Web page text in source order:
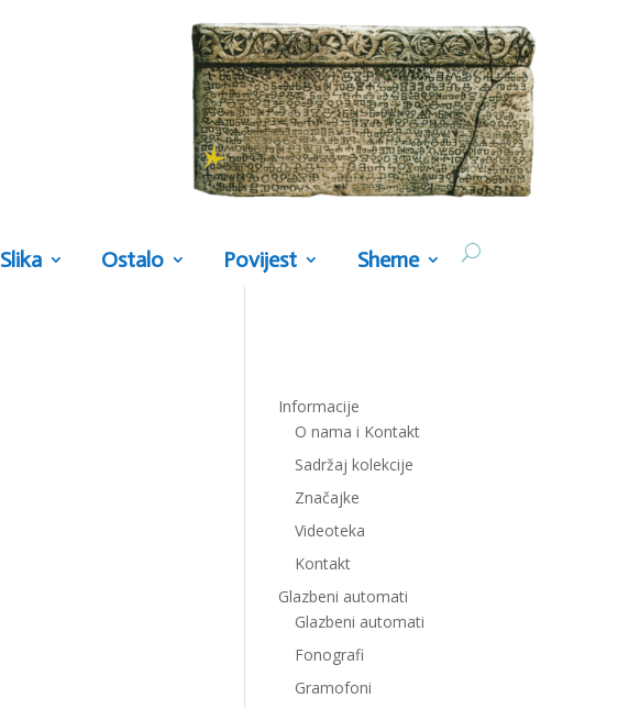
Slika Ostalo Povijest Sheme
Informacije
O nama i Kontakt
Sadržaj kolekcije
Značajke
Videoteka
Kontakt
Glazbeni automati
Glazbeni automati
Fonografi
Gramofoni